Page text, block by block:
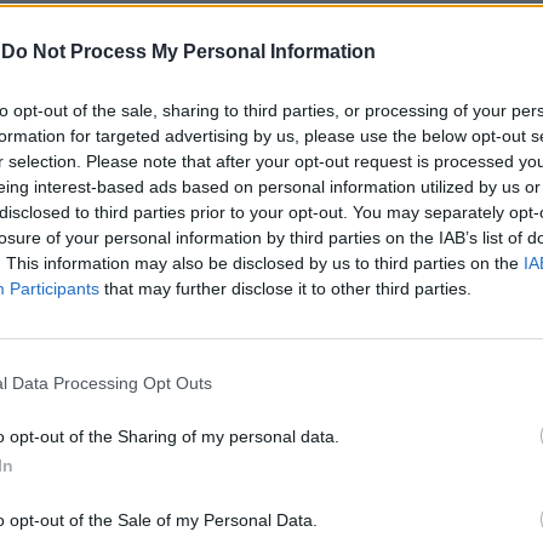
Do Not Process My Personal Information
opt-out of the sale, sharing to third parties, or processing of your
for targeted advertising by us, please use the below opt-out
selection. Please note that after your opt-out request is processed
interest-based ads based on personal information utilized by us
to third parties prior to your opt-out. You may separately
of your personal information by third parties on the IAB’s list of
This information may also be disclosed by us to third parties on the
Participants that may further disclose it to other third parties.
Data Processing Opt Outs
opt-out of the Sharing of my personal data.
opt-out of the Sale of my Personal Data.
incidente". Rafah,
Netanyahu fa mea culpa
qualcosa di folle e inumano sta
modo mostruoso nella striscia di Gaza e
un giorno, il massacro nella striscia